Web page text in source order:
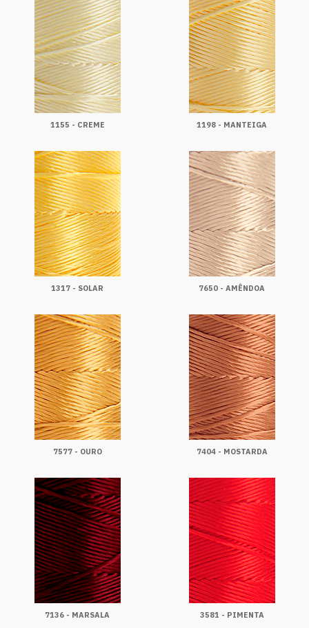
1155 - CREME 1198 - MANTEIGA
1317 - SOLAR 7650 - AMÊNDOA
7577 - OURO 7404 - MOSTARDA
7136 - MARSALA 3581 - PIMENTA